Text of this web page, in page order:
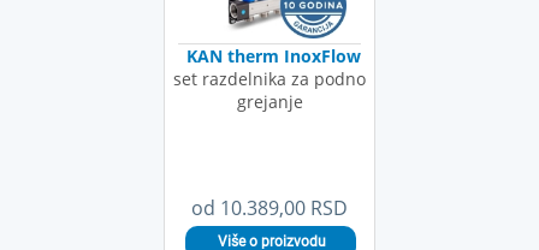
od 10.389,00 RSD
KAN therm InoxFlow
set razdelnika za podno
grejanje